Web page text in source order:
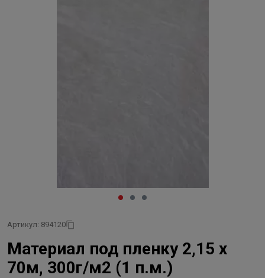
Артикул: 894120
Материал под пленку 2,15 х
70м, 300г/м2 (1 п.м.)